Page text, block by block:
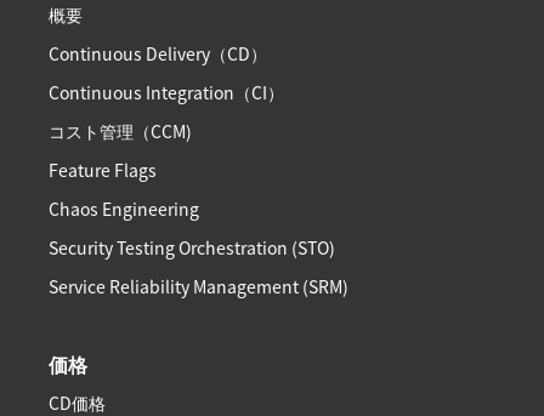
概要
Continuous Delivery（CD）
Continuous Integration（CI）
コスト管理（CCM)
Feature Flags
Chaos Engineering
Security Testing Orchestration (STO)
Service Reliability Management (SRM)
価格
CD価格